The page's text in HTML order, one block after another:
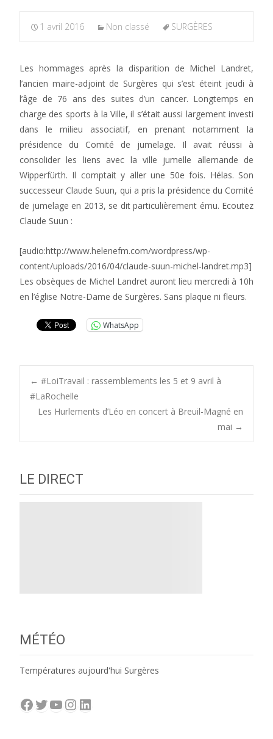
1 avril 2016 Non classé SURGÈRES
Les hommages après la disparition de Michel Landret,
l’ancien maire-adjoint de Surgères qui s’est éteint jeudi à
l’âge de 76 ans des suites d’un cancer. Longtemps en
charge des sports à la Ville, il s’était aussi largement investi
dans le milieu associatif, en prenant notamment la
présidence du Comité de jumelage. Il avait réussi à
consolider les liens avec la ville jumelle allemande de
Wipperfürth. Il comptait y aller une 50e fois. Hélas. Son
successeur Claude Suun, qui a pris la présidence du Comité
de jumelage en 2013, se dit particulièrement ému. Ecoutez
Claude Suun :
[audio:http://www.helenefm.com/wordpress/wp-
content/uploads/2016/04/claude-suun-michel-landret.mp3]
Les obsèques de Michel Landret auront lieu mercredi à 10h
en l’église Notre-Dame de Surgères. Sans plaque ni fleurs.
WhatsApp
Post
← #LoiTravail : rassemblements les 5 et 9 avril à
#LaRochelle
Les Hurlements d’Léo en concert à Breuil-Magné en
mai →
LE DIRECT
MÉTÉO
Températures aujourd'hui Surgères
Facebook
Twitter
YouTube
Instagram
LinkedIn